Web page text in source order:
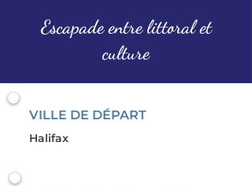
Escapade entre littoral et
culture
VILLE DE DÉPART
Halifax